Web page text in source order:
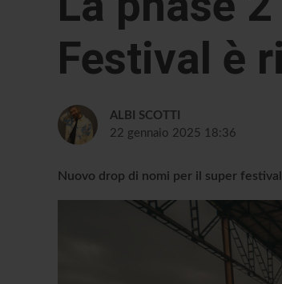
Festival è
ALBI SCOTTI
22 gennaio 2025 18:36
Nuovo drop di nomi per il super